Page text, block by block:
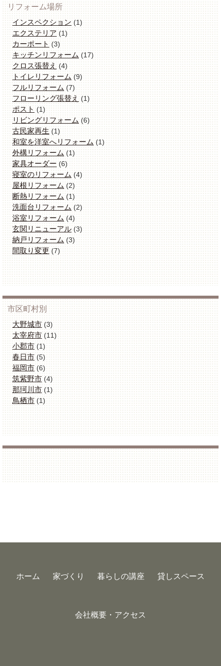
リフォーム場所
インスペクション(1)
エクステリア (1)
カーポート (3)
キッチンリフォーム(17)
クロス張替え (4)
トイレリフォーム(9)
フルリフォーム(7)
フローリング張替え (1)
ポスト(1)
リビングリフォーム(6)
古民家再生 (1)
和室を洋室へリフォーム(1)
外構リフォーム(1)
家具オーダー (6)
寝室のリフォーム(4)
屋根リフォーム (2)
断熱リフォーム(1)
洗面台リフォーム(2)
浴室リフォーム (4)
玄関リニューアル(3)
納戸リフォーム(3)
間取り変更 (7)
市区町村別
大野城市(3)
太宰府市(11)
小郡市(1)
春日市(5)
福岡市(6)
筑紫野市(4)
那珂川市(1)
鳥栖市(1)
ホーム 家づくり 暮らしの講座 貸しスペース
会社概要・アクセス